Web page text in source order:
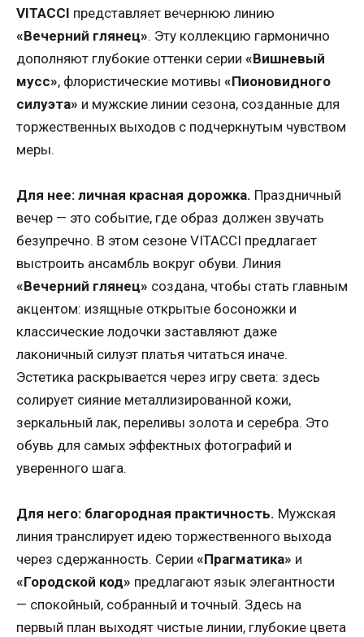
VITACCI представляет вечернюю линию
«Вечерний глянец». Эту коллекцию гармонично
дополняют глубокие оттенки серии «Вишневый
мусс», флористические мотивы «Пионовидного
силуэта» и мужские линии сезона, созданные для
торжественных выходов с подчеркнутым чувством
меры.
Для нее: личная красная дорожка. Праздничный
вечер — это событие, где образ должен звучать
безупречно. В этом сезоне VITACCI предлагает
выстроить ансамбль вокруг обуви. Линия
«Вечерний глянец» создана, чтобы стать главным
акцентом: изящные открытые босоножки и
классические лодочки заставляют даже
лаконичный силуэт платья читаться иначе.
Эстетика раскрывается через игру света: здесь
солирует сияние металлизированной кожи,
зеркальный лак, переливы золота и серебра. Это
обувь для самых эффектных фотографий и
уверенного шага.
Для него: благородная практичность. Мужская
линия транслирует идею торжественного выхода
через сдержанность. Серии «Прагматика» и
«Городской код» предлагают язык элегантности
— спокойный, собранный и точный. Здесь на
первый план выходят чистые линии, глубокие цвета